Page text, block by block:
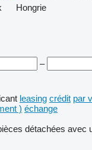
Hongrie
–
leasing crédit par
) échange
détachées avec